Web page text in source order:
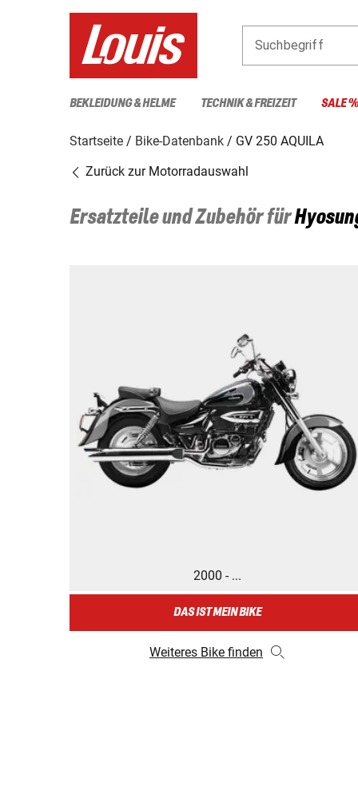
Suchbegriff
BEKLEIDUNG & HELME TECHNIK & FREIZEIT SALE %
Startseite Bike-Datenbank
GV 250 AQUILA
Zurück zur Motorradauswahl
Ersatzteile und Zubehör für
2000 - ...
DAS IST MEIN BIKE
Weiteres Bike finden